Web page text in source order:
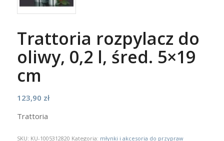
Trattoria rozpylacz do
oliwy, 0,2 l, śred. 5×19
cm
123,90 zł
Trattoria
SKU: KU-1005312820 Kategoria: młynki i akcesoria do przypraw